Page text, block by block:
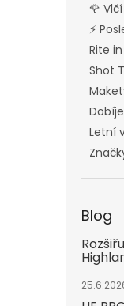
🌹
⚡
Rite
Shot
Letní
Blog